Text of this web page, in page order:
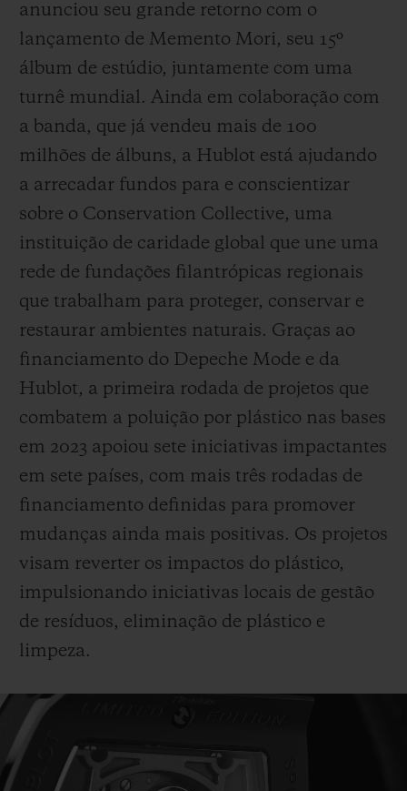
anunciou seu grande retorno com o
lançamento de Memento Mori, seu 15º
álbum de estúdio, juntamente com uma
turnê mundial. Ainda em colaboração com
a banda, que já vendeu mais de 100
milhões de álbuns, a Hublot está ajudando
a arrecadar fundos para e conscientizar
sobre o Conservation Collective, uma
instituição de caridade global que une uma
rede de fundações filantrópicas regionais
que trabalham para proteger, conservar e
restaurar ambientes naturais. Graças ao
financiamento do Depeche Mode e da
Hublot, a primeira rodada de projetos que
combatem a poluição por plástico nas bases
em 2023 apoiou sete iniciativas impactantes
em sete países, com mais três rodadas de
financiamento definidas para promover
mudanças ainda mais positivas. Os projetos
visam reverter os impactos do plástico,
impulsionando iniciativas locais de gestão
de resíduos, eliminação de plástico e
limpeza.